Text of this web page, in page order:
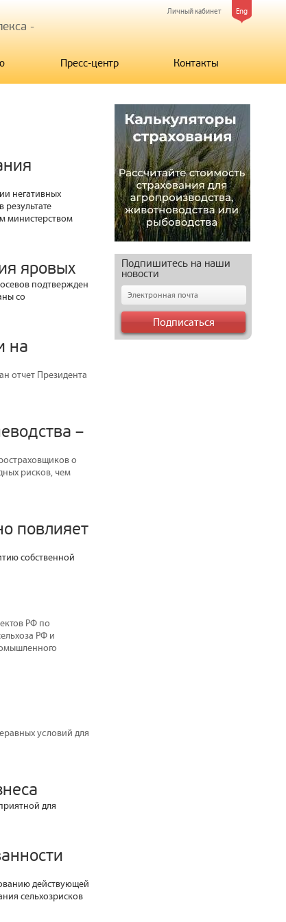
Eng
Личный кабинет
-
Пресс-центр Контакты
негативных
результате
министерством
яровых
подтвержден
со
на
отчет Президента
–
о
рисков, чем
повлияет
собственной
РФ по
РФ и
условий для
для
действующей
сельхозрисков
Подпишитесь на наши
новости